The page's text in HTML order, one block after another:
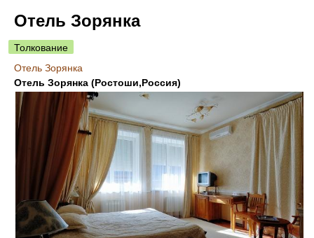
Отель Зорянка
Толкование
Отель Зорянка
Отель Зорянка (Ростоши,Россия)